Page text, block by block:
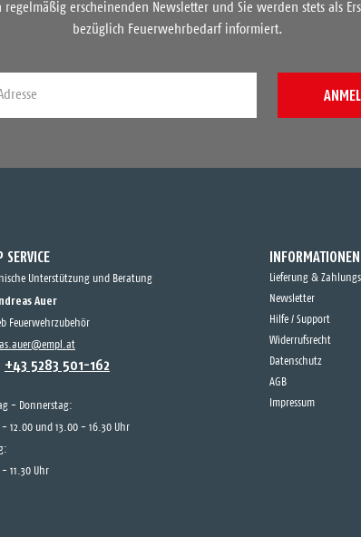
erscheinenden Newsletter und Sie werden stets als
bezüglich Feuerwehrbedarf informiert.
SERVICE
Unterstützung und Beratung
Auer
Feuerwehrzubehör
+43 5283 501-162
- Donnerstag:
12.00 und 13.00 - 16.30 Uhr
11.30 Uhr
INFORMATIONEN
Lieferung &
Newsletter
Hilfe / Support
Widerrufsrecht
Datenschutz
AGB
Impressum